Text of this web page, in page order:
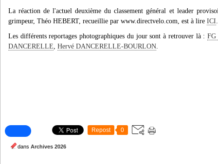
La réaction de l'actuel deuxième du classement général et leader
grimpeur, Théo HEBERT, recueillie par www.directvelo.com, est à lire ICI.
Les différents reportages photographiques du jour sont à retrouver là :FG
DANCERELLE, Hervé DANCERELLE-BOURLON.
Repost 0
dans Archives 2026